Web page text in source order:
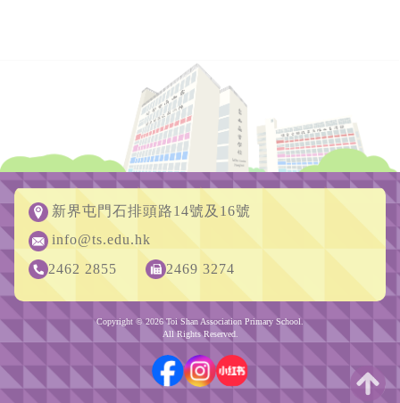
新界屯門石排頭路14號及16號
info@ts.edu.hk
2462 2855
2469 3274
Copyright © 2026 Toi Shan Association Primary School.
All Rights Reserved.